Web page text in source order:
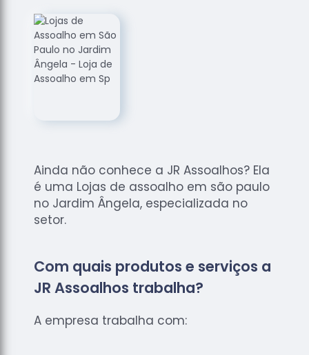
Assoalhos
de Madeira
Loja de
Assoalhos
Assoalhos
Raspagem
de Tacos
de
Madeiras
de Pisos
Tacos de
Ainda não conhece a JR Assoalhos? Ela
é uma Lojas de assoalho em são paulo
no Jardim Ângela, especializada no
setor.
Com quais produtos e serviços a
JR Assoalhos trabalha?
A empresa trabalha com: